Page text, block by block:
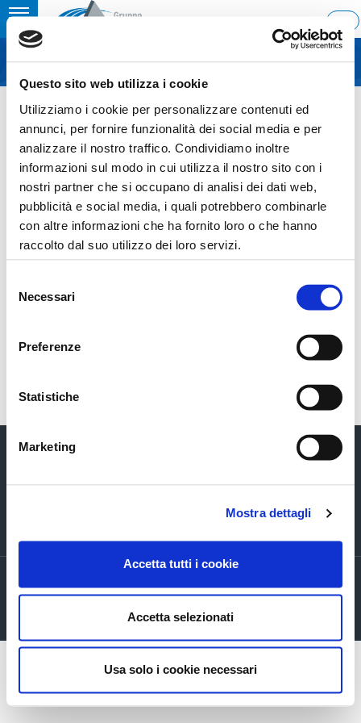
Questo sito web utilizza i cookie
Utilizziamo i cookie per personalizzare contenuti ed
annunci, per fornire funzionalità dei social media e per
analizzare il nostro traffico. Condividiamo inoltre
informazioni sul modo in cui utilizza il nostro sito con i
nostri partner che si occupano di analisi dei dati web,
pubblicità e social media, i quali potrebbero combinarle
con altre informazioni che ha fornito loro o che hanno
raccolto dal suo utilizzo dei loro servizi.
delNecessari
Preferenze
Statistiche
Marketing
Mostra dettagli
Accetta tutti i cookie
Accetta selezionati
Usa solo i cookie necessari
Toggle
navigation
MENU
Last update: 2014/04/24 23:51
24.04.2014
SHAREHOLDERS’ MEETING
Via Verizzo, 1030 - 31053 Pieve di Soligo (TV) tel +39 0438 980098 fax +39
0438 82096 C.F. - P.I. - R.I. 03916270261
Cookie Policy